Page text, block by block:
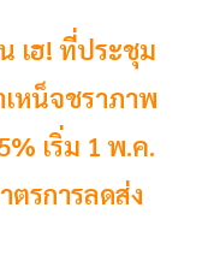
เฮ! ที่ประชุม
เหน็จชราภาพ
เริ่ม 1 พ.ค.
รการลดส่ง